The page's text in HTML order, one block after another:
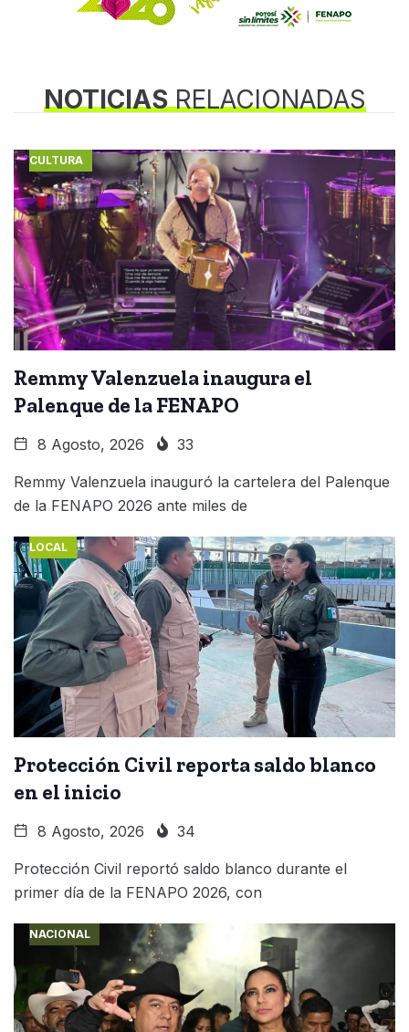
NOTICIASRELACIONADAS
CULTURA
Remmy Valenzuela inaugura el
Palenque de la FENAPO
8 Agosto, 2026 33
Remmy Valenzuela inauguró la cartelera del Palenque
de la FENAPO 2026 ante miles de
LOCAL
Protección Civil reporta saldo blanco
en el inicio
8 Agosto, 2026 34
Protección Civil reportó saldo blanco durante el
primer día de la FENAPO 2026, con
NACIONAL